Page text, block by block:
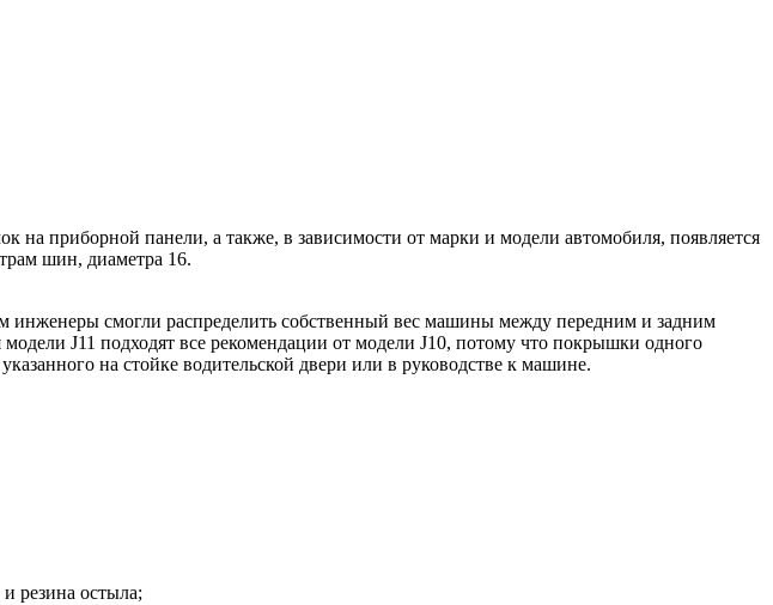
на приборной панели, а также, в зависимости от марки и модели автомобиля, появляется
шин, диаметра 16.
инженеры смогли распределить собственный вес машины между передним и задним
J11 подходят все рекомендации от модели J10, потому что покрышки одного
на стойке водительской двери или в руководстве к машине.
резина остыла;